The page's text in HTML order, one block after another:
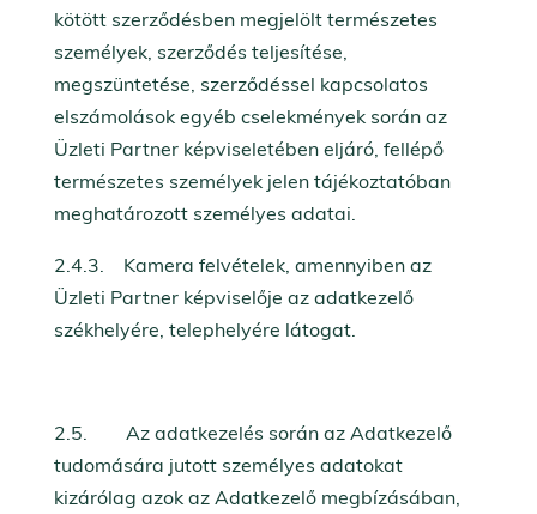
kötött szerződésben megjelölt természetes
személyek, szerződés teljesítése,
megszüntetése, szerződéssel kapcsolatos
elszámolások egyéb cselekmények során az
Üzleti Partner képviseletében eljáró, fellépő
természetes személyek jelen tájékoztatóban
meghatározott személyes adatai.
2.4.3. Kamera felvételek, amennyiben az
Üzleti Partner képviselője az adatkezelő
székhelyére, telephelyére látogat.
2.5. Az adatkezelés során az Adatkezelő
tudomására jutott személyes adatokat
kizárólag azok az Adatkezelő megbízásában,